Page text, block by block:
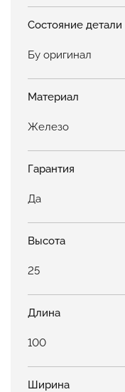
Состояние детали
Бу оригинал
Материал
Железо
Гарантия
Да
Высота
25
Длина
100
Ширина